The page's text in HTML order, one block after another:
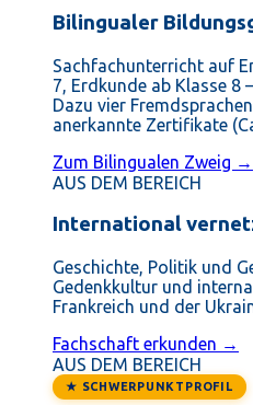
Bilingualer
Sachfachunterricht auf
7, Erdkunde ab Klasse
Dazu vier
anerkannte Zertifikate
Zum Bilingualen Zweig →
AUS DEM BEREICH
International
Geschichte, Politik und
Gedenkkultur und
Frankreich und der
Fachschaft erkunden →
AUS DEM BEREICH
★ SCHWERPUNKTPROFIL